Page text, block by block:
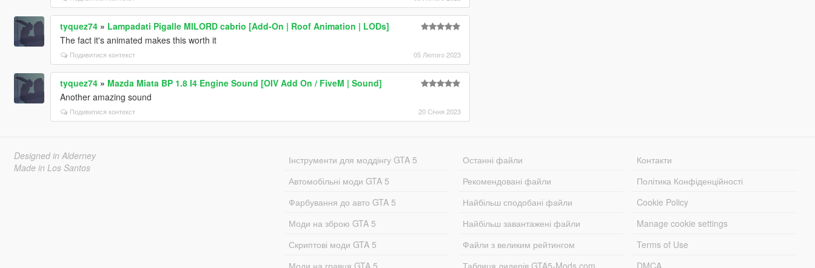
tyquez74» Lampadati Pigalle MILORD cabrio [Add-On | Roof Animation | LODs]
The fact it's animated makes this worth it
Подивитися контекст 05 Лютого 2023
tyquez74» Mazda Miata BP 1.8 I4 Engine Sound [OIV Add On / FiveM | Sound]
Another amazing sound
Подивитися контекст 20 Січня 2023
Designed in Alderney
Made in Los Santos
Інструменти для моддінгу GTA 5
Автомобільні моди GTA 5
Фарбування до авто GTA 5
Моди на зброю GTA 5
Скриптові моди GTA 5
Моди на гравця GTA 5.
Останні файли
Рекомендовані файли
Найбільш сподобані файли
Найбільш завантажені файли
Файли з великим рейтингом
Таблиця лидерів GTA5-Mods.com
Контакти
Політика Конфіденційності
Cookie Policy
Manage cookie settings
Terms of Use
DMCA